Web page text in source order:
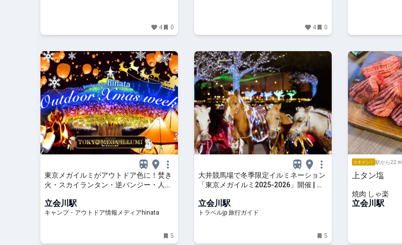
4 0 4 0
東京メガイルミがアウトドア色に！焚き
火・スカイランタン・逆バンジー・人気
情報メディアhinata
立会川駅
キャンプ・アウトドア情報メディアhinata
5
大井競馬場で冬季限定イルミネーション
「東京メガイルミ2025-2026」開催 | 東
立会川駅
トラベルjp 旅行ガイド
5
エキメシ！ 駅から22 m
上タン塩
焼肉 しゃ楽
立会川駅